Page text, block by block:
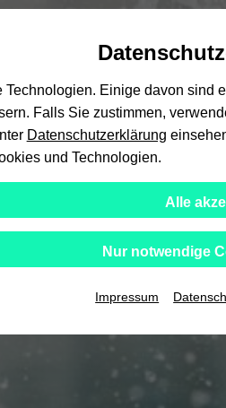
skip
skip
skip
Einige davon
Falls Sie zustimmen,
Datenschutzerklärung
und Technologien.
Alle
Nur notwendige
Impressum